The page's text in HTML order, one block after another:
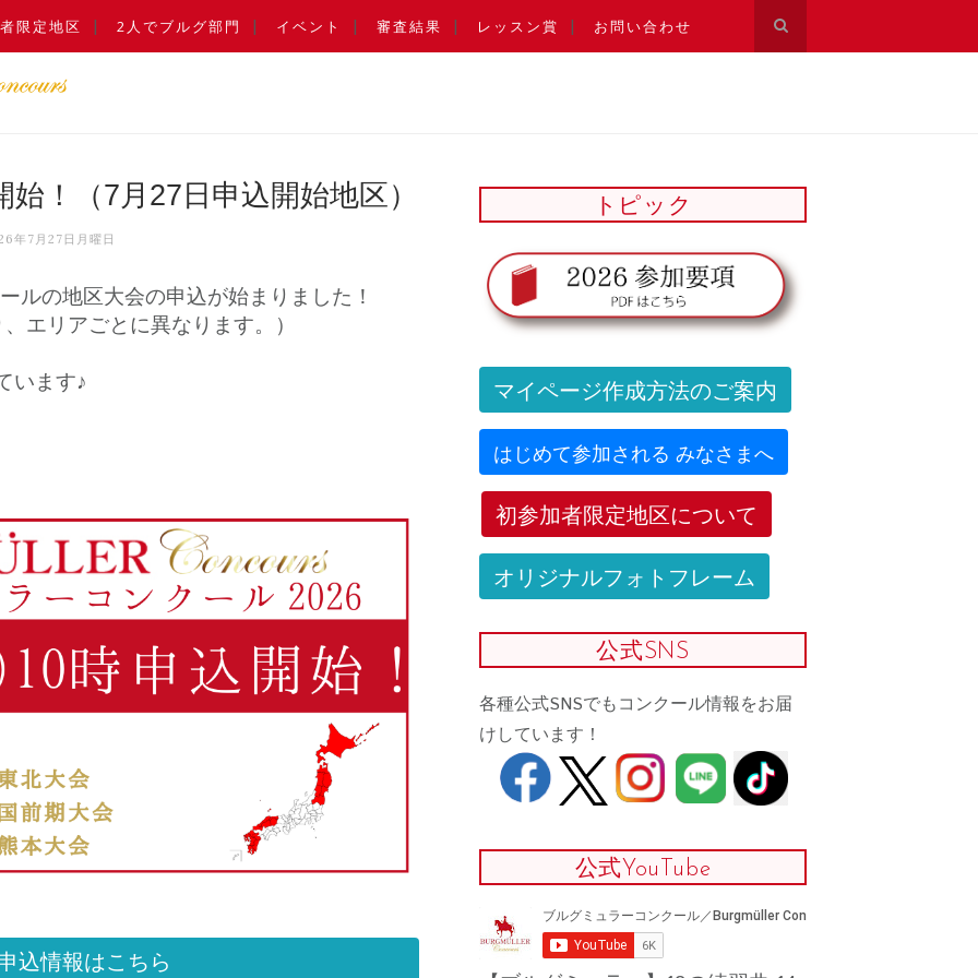
限定地区 2人でブルグ部門 イベント 審査結果 レッスン賞 お問い合わせ
！（7月27日申込開始地区）
年7月27日月曜日
ルの地区大会の申込が始まりました！
エリアごとに異なります。）
います♪
込情報はこちら
トピック
マイページ作成方法のご案内
はじめて参加される みなさまへ
初参加者限定地区について
オリジナルフォトフレーム
公式SNS
各種公式SNSでもコンクール情報をお届
けしています！
公式YouTube